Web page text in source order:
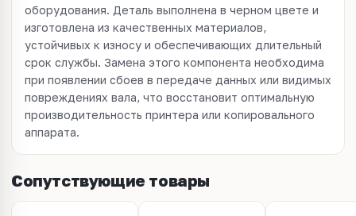
оборудования. Деталь выполнена в черном цвете и
изготовлена из качественных материалов,
устойчивых к износу и обеспечивающих длительный
срок службы. Замена этого компонента необходима
при появлении сбоев в передаче данных или видимых
повреждениях вала, что восстановит оптимальную
производительность принтера или копировального
аппарата.
Сопутствующие товары